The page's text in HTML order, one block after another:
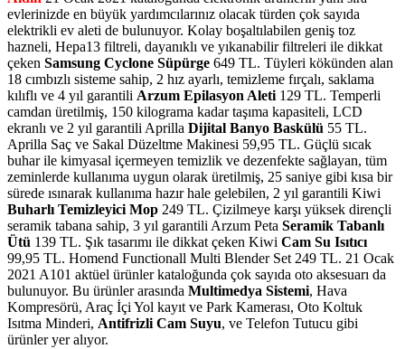
evlerinizde en büyük yardımcılarınız olacak türden çok sayıda
elektrikli ev aleti de bulunuyor. Kolay boşaltılabilen geniş toz
hazneli, Hepa13 filtreli, dayanıklı ve yıkanabilir filtreleri ile dikkat
çeken Samsung Cyclone Süpürge 649 TL. Tüyleri kökünden alan
18 cımbızlı sisteme sahip, 2 hız ayarlı, temizleme fırçalı, saklama
kılıflı ve 4 yıl garantili Arzum Epilasyon Aleti 129 TL. Temperli
camdan üretilmiş, 150 kilograma kadar taşıma kapasiteli, LCD
ekranlı ve 2 yıl garantili Aprilla Dijital Banyo Baskülü 55 TL.
Aprilla Saç ve Sakal Düzeltme Makinesi 59,95 TL. Güçlü sıcak
buhar ile kimyasal içermeyen temizlik ve dezenfekte sağlayan, tüm
zeminlerde kullanıma uygun olarak üretilmiş, 25 saniye gibi kısa bir
sürede ısınarak kullanıma hazır hale gelebilen, 2 yıl garantili Kiwi
Buharlı Temizleyici Mop 249 TL. Çizilmeye karşı yüksek dirençli
seramik tabana sahip, 3 yıl garantili Arzum Peta Seramik Tabanlı
Ütü 139 TL. Şık tasarımı ile dikkat çeken Kiwi Cam Su Isıtıcı
99,95 TL. Homend Functionall Multi Blender Set 249 TL. 21 Ocak
2021 A101 aktüel ürünler kataloğunda çok sayıda oto aksesuarı da
bulunuyor. Bu ürünler arasında Multimedya Sistemi, Hava
Kompresörü, Araç İçi Yol kayıt ve Park Kamerası, Oto Koltuk
Isıtma Minderi, Antifrizli Cam Suyu, ve Telefon Tutucu gibi
ürünler yer alıyor.